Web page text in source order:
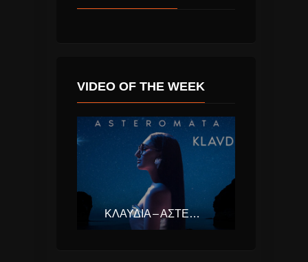
VIDEO OF THE WEEK
ΚΛΑΥΔΊΑ – ΑΣΤΕΡΟΜΆΤΑ (EUROVISION ΕΛΛΆΔΑ 2025)